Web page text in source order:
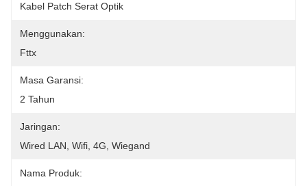
Kabel Patch Serat Optik
Menggunakan:
Fttx
Masa Garansi:
2 Tahun
Jaringan:
Wired LAN, Wifi, 4G, Wiegand
Nama Produk: